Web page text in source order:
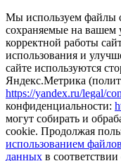
Мы используем файлы
сохраняемые на вашем
корректной работы
использования и
сайте используются
Яндекс.Метрика
https://yandex.ru/legal/
конфиденциальности:
могут собирать и
cookie. Продолжая
использованием
данных в